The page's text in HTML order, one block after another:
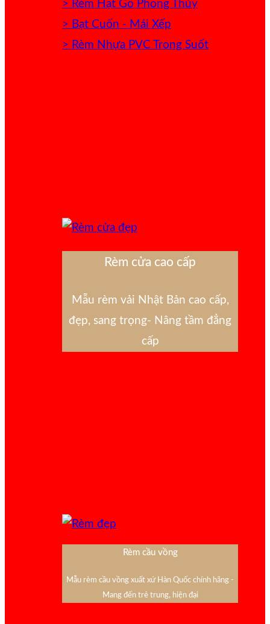
> Rèm Hạt Gỗ Phong Thủy
> Bạt Cuốn - Mái Xếp
> Rèm Nhựa PVC Trong Suốt
Rèm cửa cao cấp
Mẫu rèm vải Nhật Bản cao cấp,
đẹp, sang trọng- Nâng tầm đẳng
cấp
Rèm cầu vồng
Mẫu rèm cầu vồng xuất xứ Hàn Quốc chính hãng -
Mang đến trẻ trung, hiện đại